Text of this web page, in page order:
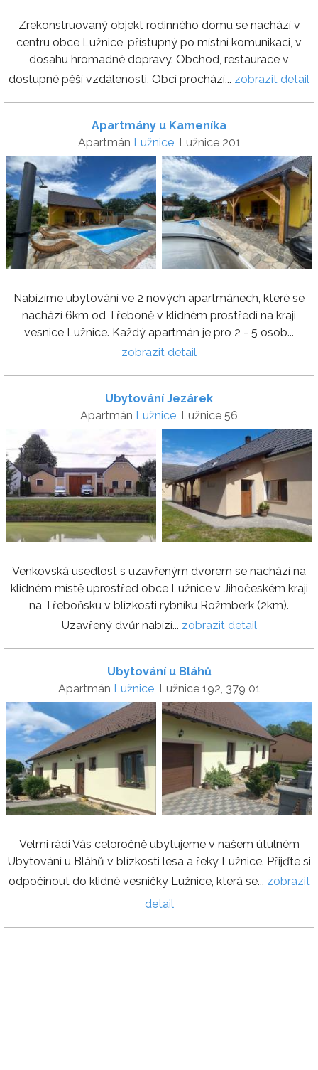
Zrekonstruovaný objekt rodinného domu se nachází v
centru obce Lužnice, přístupný po místní komunikaci, v
dosahu hromadné dopravy. Obchod, restaurace v
dostupné pěší vzdálenosti. Obcí prochází... zobrazit detail
Apartmány u Kameníka
Apartmán Lužnice, Lužnice 201
Nabízíme ubytování ve 2 nových apartmánech, které se
nachází 6km od Třeboně v klidném prostředí na kraji
vesnice Lužnice. Každý apartmán je pro 2 - 5 osob...
zobrazit detail
Ubytování Jezárek
Apartmán Lužnice, Lužnice 56
Venkovská usedlost s uzavřeným dvorem se nachází na
klidném místě uprostřed obce Lužnice v Jihočeském kraji
na Třeboňsku v blízkosti rybníku Rožmberk (2km).
Uzavřený dvůr nabízí... zobrazit detail
Ubytování u Bláhů
Apartmán Lužnice, Lužnice 192, 379 01
Velmi rádi Vás celoročně ubytujeme v našem útulném
Ubytování u Bláhů v blízkosti lesa a řeky Lužnice. Přijďte si
odpočinout do klidné vesničky Lužnice, která se... zobrazit
detail